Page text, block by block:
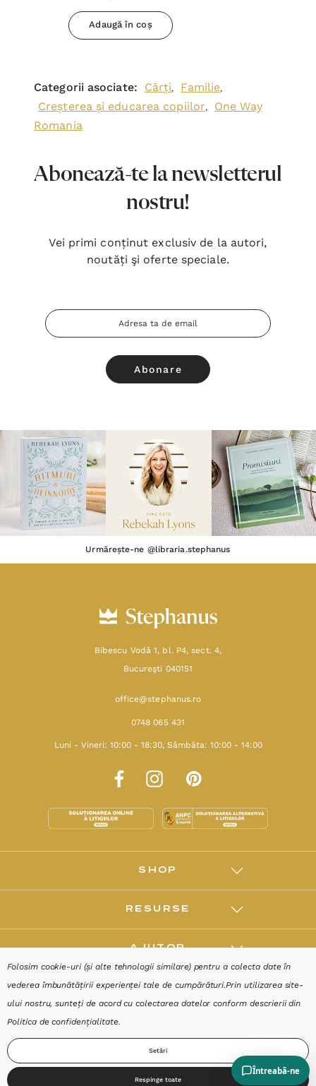
Adaugă în coș
Categorii asociate: Cărți, Familie,
Creșterea și educarea copiilor,
One Way
Romania
Abonează-te la newsletterul
nostru!
Vei primi conținut exclusiv de la autori,
noutăți şi oferte speciale.
Adresa
Email
Urmărește-ne @libraria.stephanus
Bibescu Vodă 1, bl. P4, sect. 4,
Bucureşti 040151
office@stephanus.ro
0748 065 431
Luni - Vineri: 10:00 - 18:30, Sâmbăta: 10:00 - 14:00
SHOP
RESURSE
AJUTOR
DESPRE
Folosim cookie-uri (și alte tehnologii similare) pentru a colecta date în
vederea îmbunătățirii experienței tale de cumpărături.Prin utilizarea site-
ului nostru, sunteți de acord cu colectarea datelor conform descrierii din
Politica de confidențialitate.
Setări
Respinge toate